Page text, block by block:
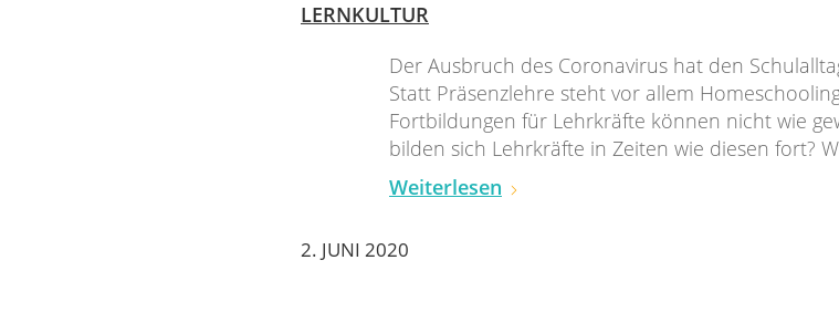
LERNKULTUR
Der Ausbruch des Coronavirus hat den
Statt Präsenzlehre steht vor allem
Fortbildungen für Lehrkräfte können nicht wie
bilden sich Lehrkräfte in Zeiten wie diesen fort?
Weiterlesen
2. JUNI 2020